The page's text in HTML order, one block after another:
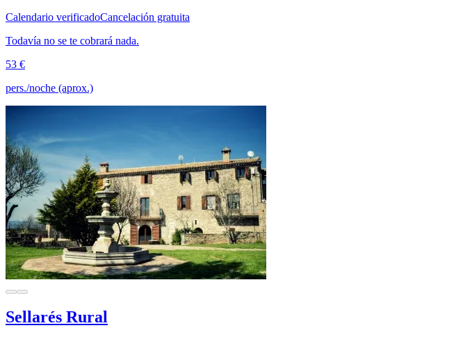
Calendario verificadoCancelación gratuita
Todavía no se te cobrará nada.
53 €
pers./noche (aprox.)
Sellarés Rural